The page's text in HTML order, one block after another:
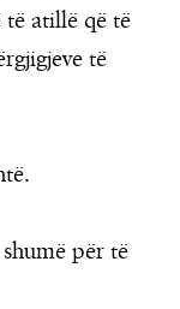
atillë që të
të
për të